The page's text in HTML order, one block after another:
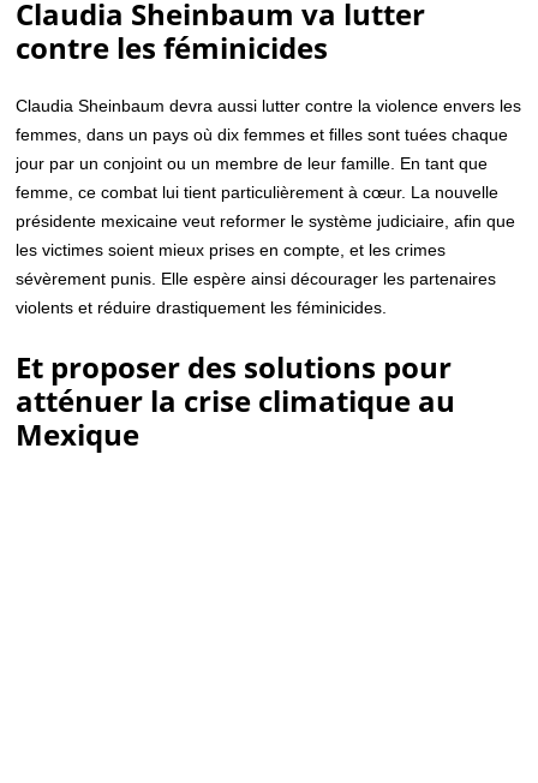
Claudia Sheinbaum va lutter
contre les féminicides
Claudia Sheinbaum devra aussi lutter contre la violence envers les
femmes, dans un pays où dix femmes et filles sont tuées chaque
jour par un conjoint ou un membre de leur famille. En tant que
femme, ce combat lui tient particulièrement à cœur. La nouvelle
présidente mexicaine veut reformer le système judiciaire, afin que
les victimes soient mieux prises en compte, et les crimes
sévèrement punis. Elle espère ainsi décourager les partenaires
violents et réduire drastiquement les féminicides.
Et proposer des solutions pour
atténuer la crise climatique au
Mexique